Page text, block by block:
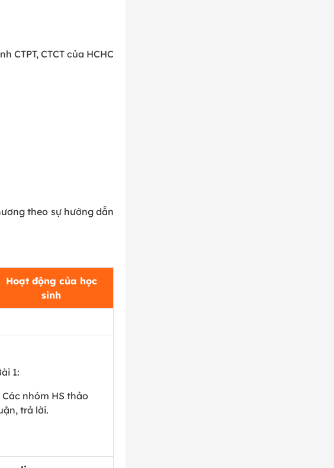
CTCT của HCHC
theo sự hướng dẫn
Hoạt động của học
sinh
1:
Các nhóm HS thảo
trả lời.